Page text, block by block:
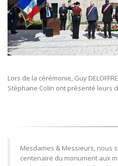
Lors de la cérémonie, Guy
Stéphane Colin ont présenté leurs
Mesdames & Messieurs, nous
centenaire du monument aux